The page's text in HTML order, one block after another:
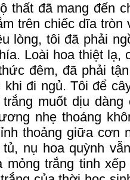
thất đã mang đến
trên chiếc dĩa tròn
lòng, tôi đã phải
Loài hoa thiệt lạ,
đêm, đã phải
đi ngủ. Tôi để
muốt dịu dàng
nhẹ thoáng
thoảng giữa cơn
nụ hoa quỳnh
mỏng trắng tinh